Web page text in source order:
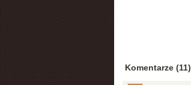
Komentarze (11)